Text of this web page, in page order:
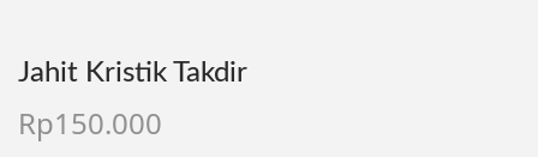
Jahit Kristik Takdir
Rp150.000